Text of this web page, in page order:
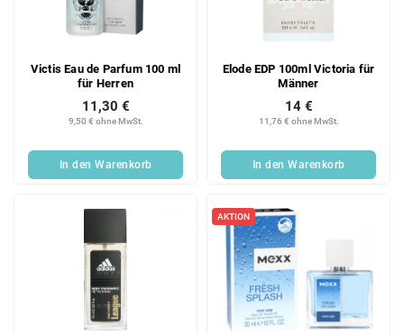
Victis Eau de Parfum 100 ml
für Herren
9,50 € ohne MwSt.
11,30 €
In den Warenkorb
Elode EDP 100ml Victoria für
Männer
11,76 € ohne MwSt.
14 €
In den Warenkorb
AKTION